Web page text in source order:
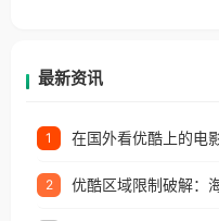
最新资讯
1
2